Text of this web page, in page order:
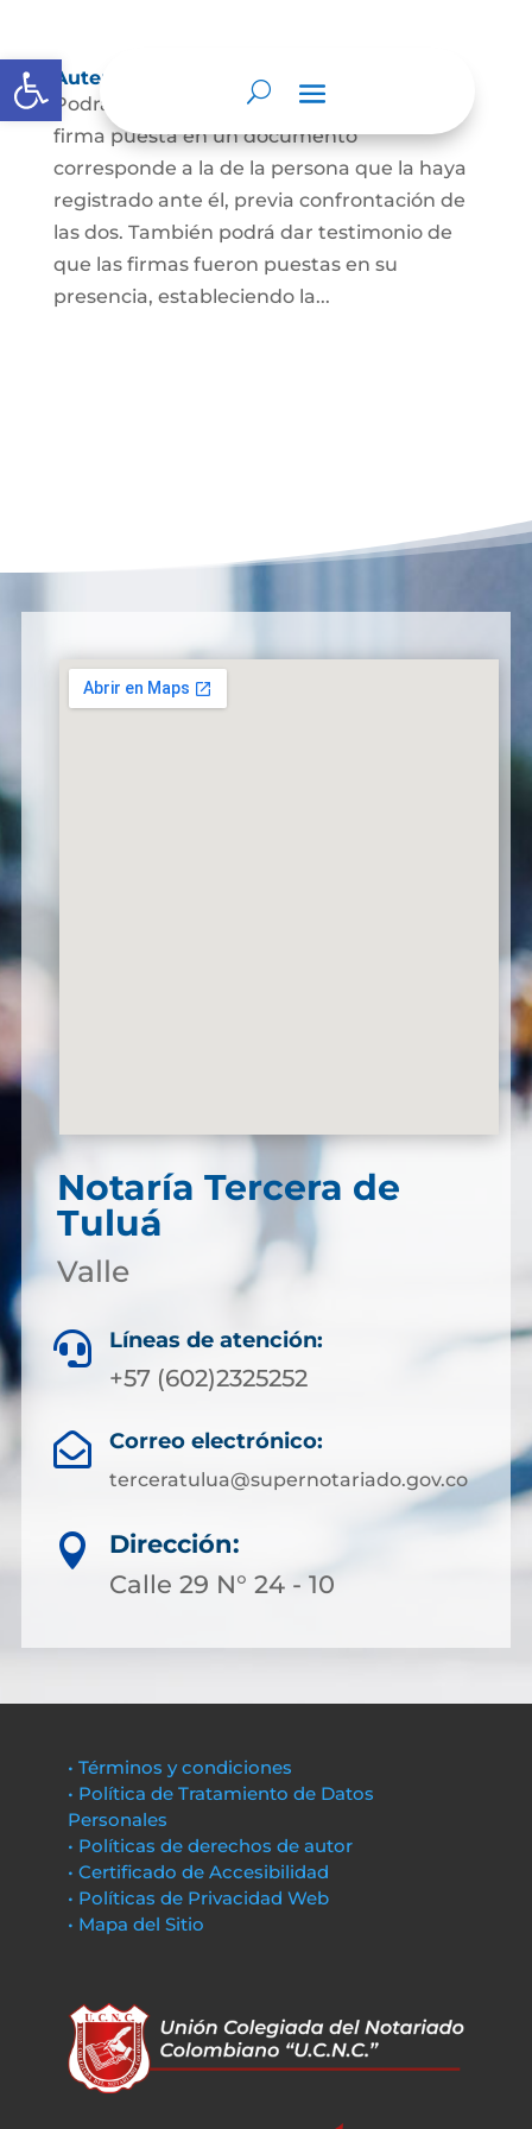
Abrir barra de herramientas
Autenticación de Firma
Podrá dar testimonio escrito de que la
firma puesta en un documento
corresponde a la de la persona que la haya
registrado ante él, previa confrontación de
las dos. También podrá dar testimonio de
que las firmas fueron puestas en su
presencia, estableciendo la...
Notaría Tercera de
Tuluá
Valle
 Líneas de atención:
+57 (602)2325252
 Correo electrónico:
terceratulua@supernotariado.gov.co

Dirección:
Calle 29 N° 24 - 10
• Términos y condiciones
• Política de Tratamiento de Datos
Personales
• Políticas de derechos de autor
• Certificado de Accesibilidad
• Políticas de Privacidad Web
• Mapa del Sitio